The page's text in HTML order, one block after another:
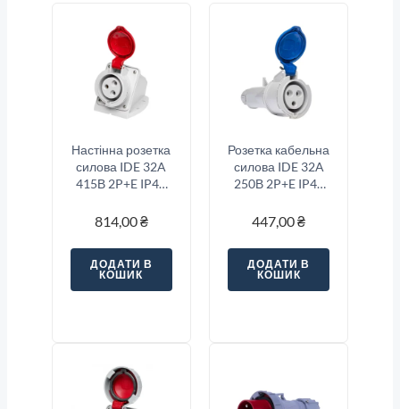
Настінна розетка
силова IDE 32A
415В 2P+E IP44
814,00₴
ДОДАТИ В
КОШИК
Розетка кабельна
силова IDE 32A
250В 2P+E IP44
447,00₴
ДОДАТИ В
КОШИК